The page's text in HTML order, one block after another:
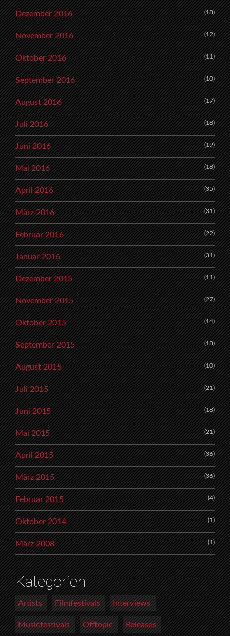
Dezember 2016 (18)
November 2016 (12)
Oktober 2016 (11)
September 2016 (10)
August 2016 (17)
Juli 2016 (18)
Juni 2016 (19)
Mai 2016 (18)
April 2016 (35)
März 2016 (31)
Februar 2016 (22)
Januar 2016 (31)
Dezember 2015 (11)
November 2015 (27)
Oktober 2015 (14)
September 2015 (18)
August 2015 (10)
Juli 2015 (21)
Juni 2015 (18)
Mai 2015 (21)
April 2015 (36)
März 2015 (36)
Februar 2015 (4)
Oktober 2014 (1)
März 2008 (1)
Kategorien
Artists Filmfestivals Interviews
Musicfestivals Offtopic Releases